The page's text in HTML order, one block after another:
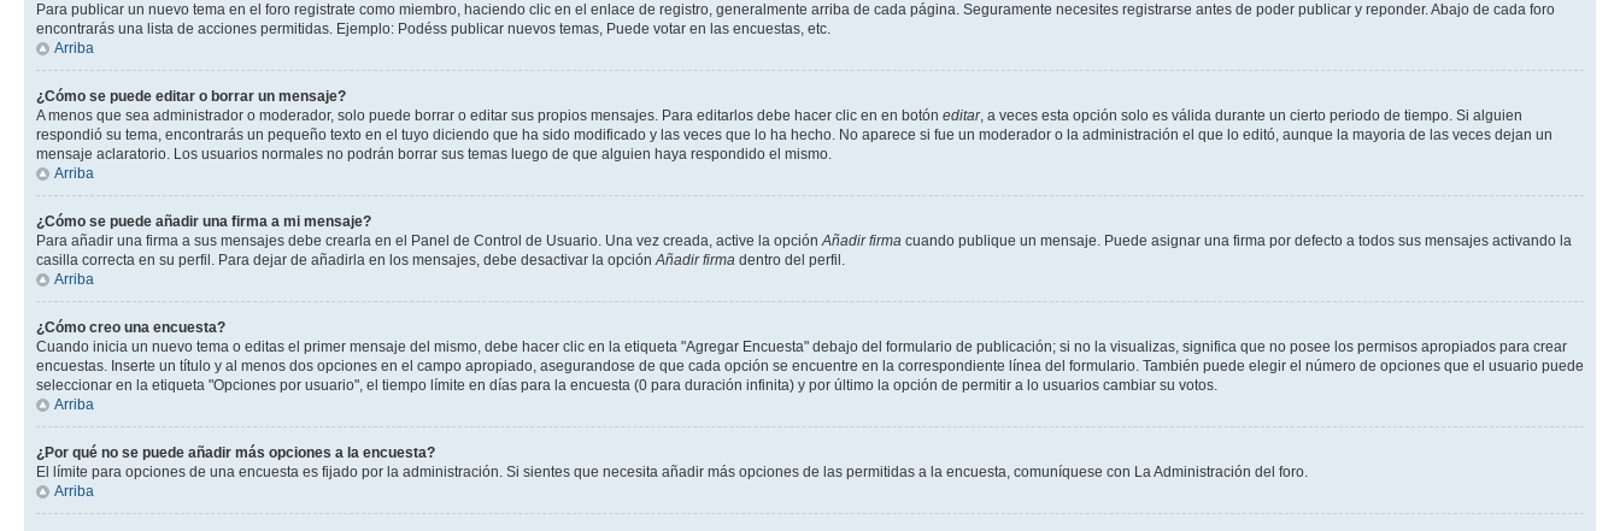
Para publicar un nuevo tema en el foro registrate como miembro, haciendo clic en el enlace de registro, generalmente arriba de cada página. Seguramente necesites registrarse antes de poder publicar y reponder. Abajo de cada foro
encontrarás una lista de acciones permitidas. Ejemplo: Podéss publicar nuevos temas, Puede votar en las encuestas, etc.
Arriba
¿Cómo se puede editar o borrar un mensaje?
A menos que sea administrador o moderador, solo puede borrar o editar sus propios mensajes. Para editarlos debe hacer clic en en botón editar, a veces esta opción solo es válida durante un cierto periodo de tiempo. Si alguien
respondió su tema, encontrarás un pequeño texto en el tuyo diciendo que ha sido modificado y las veces que lo ha hecho. No aparece si fue un moderador o la administración el que lo editó, aunque la mayoria de las veces dejan un
mensaje aclaratorio. Los usuarios normales no podrán borrar sus temas luego de que alguien haya respondido el mismo.
Arriba
¿Cómo se puede añadir una firma a mi mensaje?
Para añadir una firma a sus mensajes debe crearla en el Panel de Control de Usuario. Una vez creada, active la opciónAñadir firma cuando publique un mensaje. Puede asignar una firma por defecto a todos sus mensajes activando la
casilla correcta en su perfil. Para dejar de añadirla en los mensajes, debe desactivar la opciónAñadir firma dentro del perfil.
Arriba
¿Cómo creo una encuesta?
Cuando inicia un nuevo tema o editas el primer mensaje del mismo, debe hacer clic en la etiqueta "Agregar Encuesta" debajo del formulario de publicación; si no la visualizas, significa que no posee los permisos apropiados para crear
encuestas. Inserte un título y al menos dos opciones en el campo apropiado, asegurandose de que cada opción se encuentre en la correspondiente línea del formulario. También puede elegir el número de opciones que el usuario puede
seleccionar en la etiqueta "Opciones por usuario", el tiempo límite en días para la encuesta (0 para duración infinita) y por último la opción de permitir a lo usuarios cambiar su votos.
Arriba
¿Por qué no se puede añadir más opciones a la encuesta?
El límite para opciones de una encuesta es fijado por la administración. Si sientes que necesita añadir más opciones de las permitidas a la encuesta, comuníquese con La Administración del foro.
Arriba